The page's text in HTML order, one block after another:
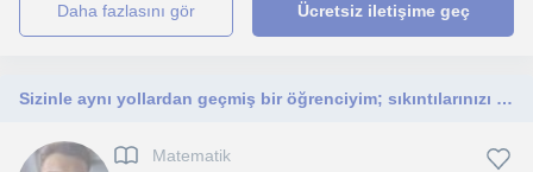
daha fazlasını gör Ücretsiz iletişime geç
Sizinle aynı yollardan geçmiş bir öğrenciyim; sıkıntılarınızı çok iyi anlıyorum! Dersleri sıkıcı olmaktan çıkarıp, hedefine ulaşma
Matematik